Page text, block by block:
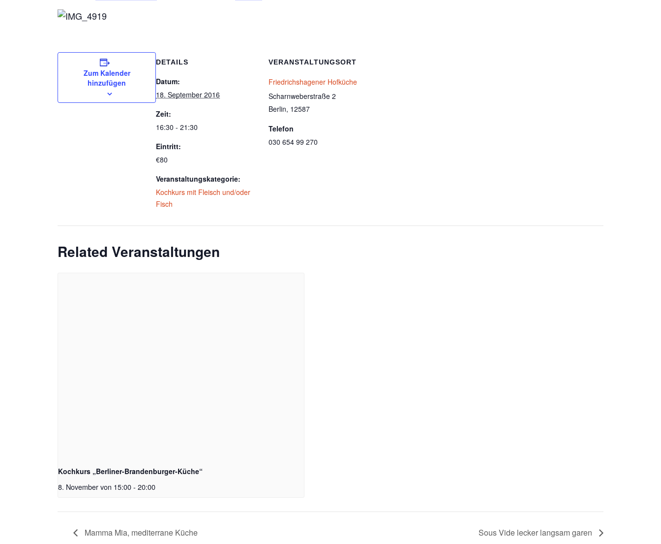
Zum Kalender
hinzufügen
DETAILS
Datum:
18. September 2016
Zeit:
16:30 - 21:30
Eintritt:
€80
Veranstaltungskategorie:
Kochkurs mit Fleisch und/oder
Fisch
VERANSTALTUNGSORT
Friedrichshagener Hofküche
Scharnweberstraße 2
Berlin, 12587
Telefon
030 654 99 270
Related Veranstaltungen
Kochkurs „Berliner-Brandenburger-Küche“
8. November von 15:00- 20:00
Mamma Mia, mediterrane Küche Sous Vide lecker langsam garen